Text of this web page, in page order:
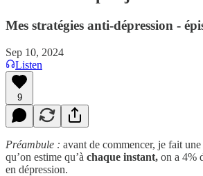
Mes stratégies anti-dépression -
Sep 10, 2024
Listen
9
Préambule : avant de commencer, je fait
qu’on estime qu’à chaque instant, on a 4%
en dépression.